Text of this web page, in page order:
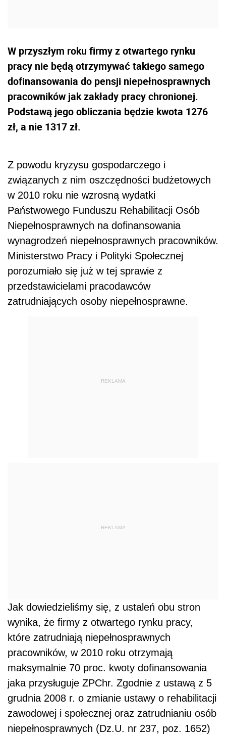
W przyszłym roku firmy z otwartego rynku
pracy nie będą otrzymywać takiego samego
dofinansowania do pensji niepełnosprawnych
pracowników jak zakłady pracy chronionej.
Podstawą jego obliczania będzie kwota 1276
zł, a nie 1317 zł.
Z powodu kryzysu gospodarczego i
związanych z nim oszczędności budżetowych
w 2010 roku nie wzrosną wydatki
Państwowego Funduszu Rehabilitacji Osób
Niepełnosprawnych na dofinansowania
wynagrodzeń niepełnosprawnych pracowników.
Ministerstwo Pracy i Polityki Społecznej
porozumiało się już w tej sprawie z
przedstawicielami pracodawców
zatrudniających osoby niepełnosprawne.
REKLAMA
REKLAMA
Jak dowiedzieliśmy się, z ustaleń obu stron
wynika, że firmy z otwartego rynku pracy,
które zatrudniają niepełnosprawnych
pracowników, w 2010 roku otrzymają
maksymalnie 70 proc. kwoty dofinansowania
jaka przysługuje ZPChr. Zgodnie z ustawą z 5
grudnia 2008 r. o zmianie ustawy o rehabilitacji
zawodowej i społecznej oraz zatrudnianiu osób
niepełnosprawnych (Dz.U. nr 237, poz. 1652)